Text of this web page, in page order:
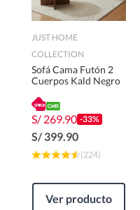
JUST HOME
COLLECTION
Sofá Cama Futón 2
Cuerpos Kald Negro
S/ 269.90 -33%
S/399.90
(224)
Ver producto